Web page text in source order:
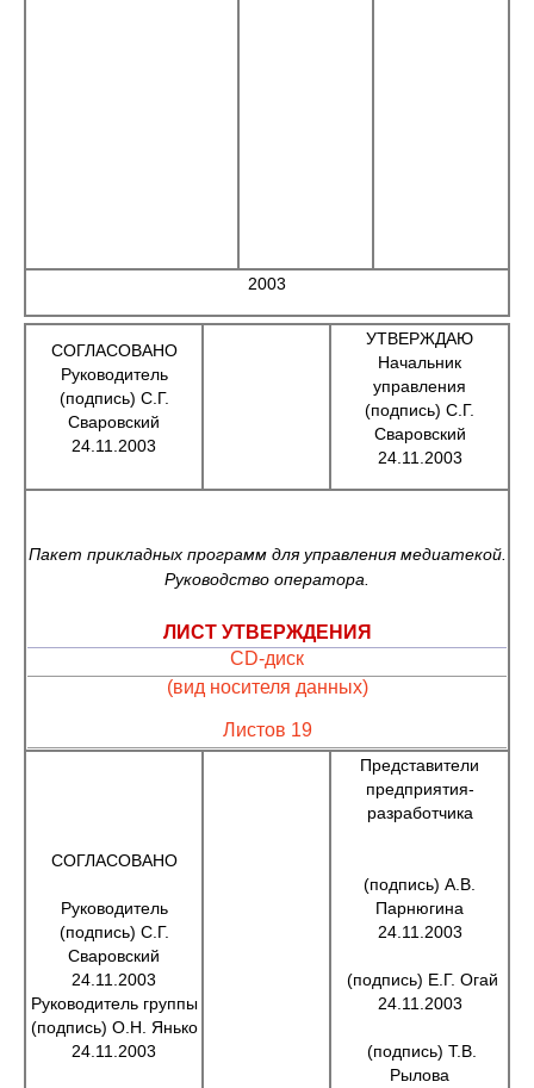
2003
СОГЛАСОВАНО
Руководитель
(подпись) С.Г.
Сваровский
24.11.2003
УТВЕРЖДАЮ
Начальник
управления
(подпись) С.Г.
Сваровский
24.11.2003
Пакет прикладных программ для управления медиатекой.
Руководство оператора.
ЛИСТ УТВЕРЖДЕНИЯ
CD-диск
(вид носителя данных)
Листов 19
СОГЛАСОВАНО
Руководитель
(подпись) С.Г.
Сваровский
24.11.2003
Руководитель группы
(подпись) О.Н. Янько
24.11.2003
Представители
предприятия-
разработчика
(подпись) А.В.
Парнюгина
24.11.2003
(подпись) Е.Г. Огай
24.11.2003
(подпись) Т.В.
Рылова